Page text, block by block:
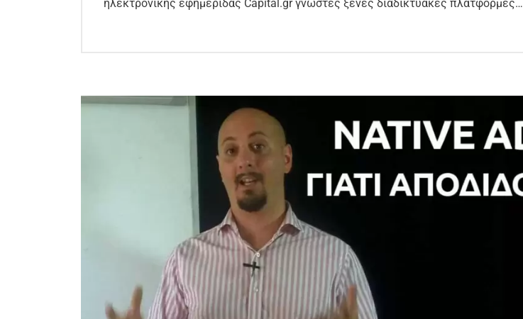
ηλεκτρονικής εφημερίδας Capital.gr γνωστές ξένες διαδικτυακές πλατφόρμες…